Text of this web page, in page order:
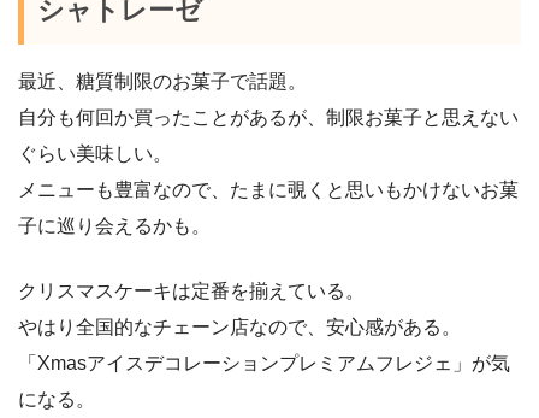
シャトレーゼ
最近、糖質制限のお菓子で話題。
自分も何回か買ったことがあるが、制限お菓子と思えない
ぐらい美味しい。
メニューも豊富なので、たまに覗くと思いもかけないお菓
子に巡り会えるかも。
クリスマスケーキは定番を揃えている。
やはり全国的なチェーン店なので、安心感がある。
「Xmasアイスデコレーションプレミアムフレジェ」が気
になる。